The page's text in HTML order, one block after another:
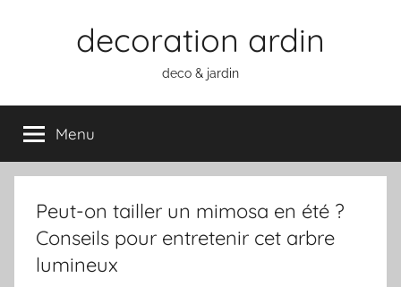
decoration ardin
deco & jardin
Menu
Peut-on tailler un mimosa en été ?
Conseils pour entretenir cet arbre
lumineux